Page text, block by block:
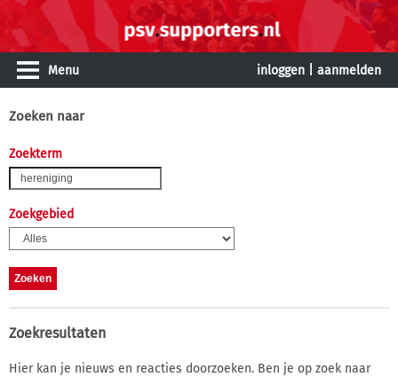
Menu inloggen aanmelden
Zoeken naar
Zoekterm
Zoekgebied
Zoekresultaten
Hier kan je nieuws en reacties doorzoeken. Ben je op zoek naar